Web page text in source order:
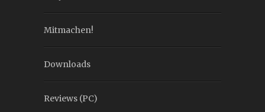
Mitmachen!
Downloads
Reviews (PC)